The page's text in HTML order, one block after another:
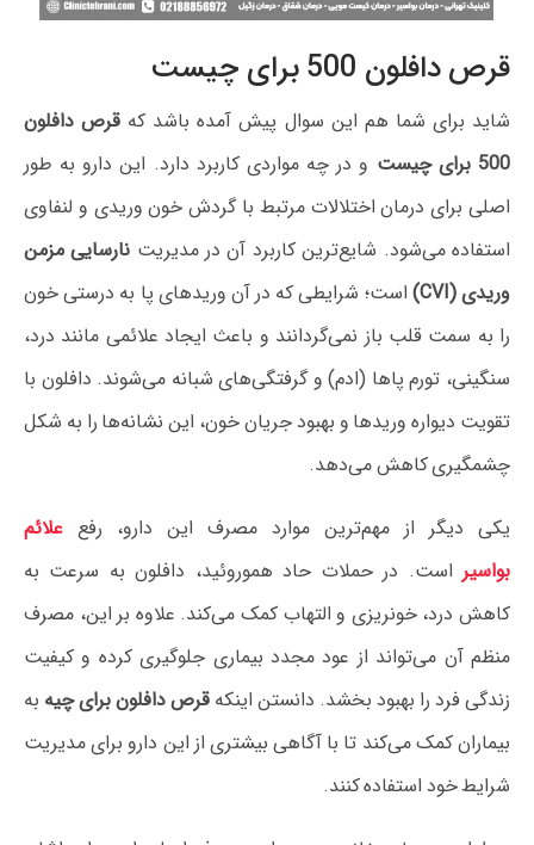
قرص دافلون 500 برای چیست
شاید برای شما هم این سوال پیش آمده باشد که قرص دافلون
500 برای چیست
و در چه مواردی کاربرد دارد. این دارو به طور
اصلی برای درمان اختلالات مرتبط با گردش خون وریدی و لنفاوی
استفاده می‌شود. شایع‌ترین کاربرد آن در مدیریت نارسایی مزمن
وریدی (CVI)
است؛ شرایطی که در آن وریدهای پا به درستی خون
را به سمت قلب باز نمی‌گردانند و باعث ایجاد علائمی مانند درد،
سنگینی، تورم پاها (ادم) و گرفتگی‌های شبانه می‌شوند. دافلون با
تقویت دیواره وریدها و بهبود جریان خون، این نشانه‌ها را به شکل
چشمگیری کاهش می‌دهد.
یکی دیگر از مهم‌ترین موارد مصرف این دارو، رفع علائم
بواسیر است. در حملات حاد هموروئید، دافلون به سرعت به
کاهش درد، خونریزی و التهاب کمک می‌کند. علاوه بر این، مصرف
منظم آن می‌تواند از عود مجدد بیماری جلوگیری کرده و کیفیت
زندگی فرد را بهبود بخشد. دانستن اینکه قرص دافلون برای چیه به
بیماران کمک می‌کند تا با آگاهی بیشتری از این دارو برای مدیریت
شرایط خود استفاده کنند.